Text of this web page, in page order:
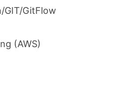
GIT/GitFlow​
(AWS)​